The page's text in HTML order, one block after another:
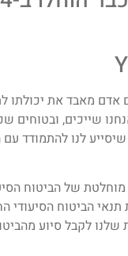
אדם מאבד את יכולתו
שייכים, ובטוחים
לנו להתמודד
של הביטוח
לקבל סיוע